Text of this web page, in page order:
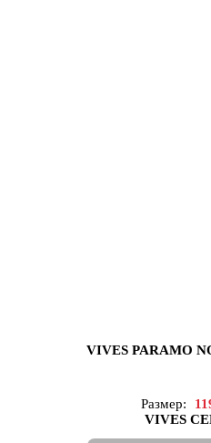
VIVES PARAMO
Размер:
VIVES